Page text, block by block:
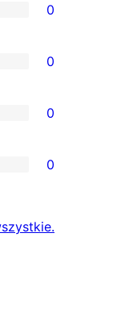
0
0
0
0
recenzje
.